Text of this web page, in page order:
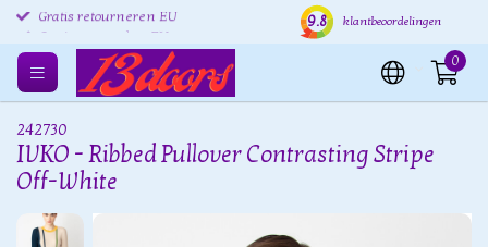
Gratis retourneren EU Verzending binnen 24 uur
9.8 klantbeoordelingen
0
242730
IVKO - Ribbed Pullover Contrasting Stripe
Off-White